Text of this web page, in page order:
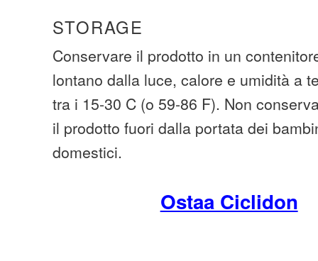
STORAGE
Conservare il prodotto in un
lontano dalla luce, calore e umidità a
tra i 15-30 C (o 59-86 F). Non
il prodotto fuori dalla portata dei
domestici.
Ostaa Ciclidon